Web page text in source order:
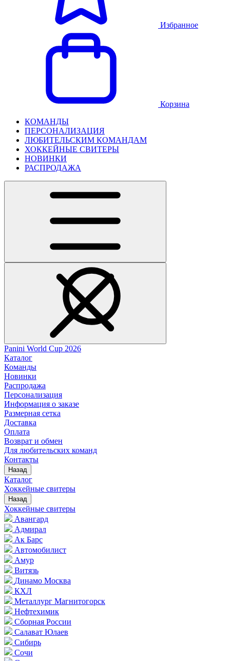
Избранное
Корзина
КОМАНДЫ
ПЕРСОНАЛИЗАЦИЯ
ЛЮБИТЕЛЬСКИМ КОМАНДАМ
ХОККЕЙНЫЕ СВИТЕРЫ
НОВИНКИ
РАСПРОДАЖА
Panini World Cup 2026
Каталог
Команды
Новинки
Распродажа
Персонализация
Информация о заказе
Размерная сетка
Доставка
Оплата
Возврат и обмен
Для любительских команд
Контакты
Назад
Каталог
Хоккейные свитеры
Назад
Хоккейные свитеры
Авангард
Адмирал
Ак Барс
Автомобилист
Амур
Витязь
Динамо Москва
КХЛ
Металлург Магнитогорск
Нефтехимик
Сборная России
Салават Юлаев
Сибирь
Сочи